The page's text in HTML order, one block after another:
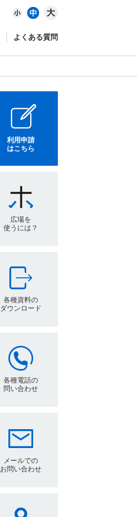
よくある質問
利用申請
はこちら
広場を
使うには？
各種資料の
ダウンロード
各種電話の
問い合わせ
メールでの
お問い合わせ